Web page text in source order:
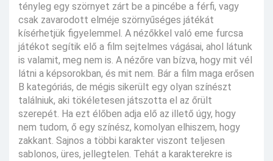
tényleg egy szörnyet zárt be a pincébe a férfi, vagy
csak zavarodott elméje szörnyűséges játékát
kísérhetjük figyelemmel. A nézőkkel való eme furcsa
játékot segítik elő a film sejtelmes vágásai, ahol látunk
is valamit, meg nem is. A nézőre van bízva, hogy mit vél
látni a képsorokban, és mit nem. Bár a film maga erősen
B kategóriás, de mégis sikerült egy olyan színészt
találniuk, aki tökéletesen játszotta el az őrült
szerepét. Ha ezt élőben adja elő az illető úgy, hogy
nem tudom, ő egy színész, komolyan elhiszem, hogy
zakkant. Sajnos a többi karakter viszont teljesen
sablonos, üres, jellegtelen. Tehát a karakterekre is